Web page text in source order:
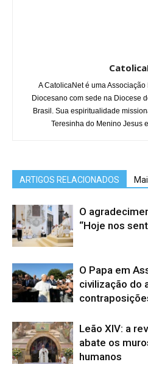
A CatolicaNet é uma
Diocesano com sede na Diocese
Brasil. Sua espiritualidade
Teresinha do Menino Jesus
ARTIGOS RELACIONADOS
O
“Hoje nos
O Papa em
civilização do
Leão XIV: a
abate os
humanos